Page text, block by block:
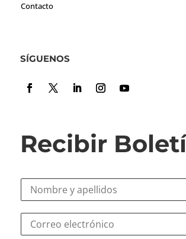
Contacto
SÍGUENOS
Recibir
N
r
e
C